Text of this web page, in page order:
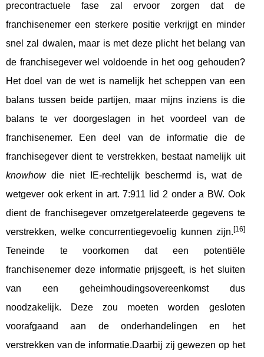
precontractuele fase zal ervoor zorgen dat de
franchisenemer een sterkere positie verkrijgt en minder
snel zal dwalen, maar is met deze plicht het belang van
de franchisegever wel voldoende in het oog gehouden?
Het doel van de wet is namelijk het scheppen van een
balans tussen beide partijen, maar mijns inziens is die
balans te ver doorgeslagen in het voordeel van de
franchisenemer. Een deel van de informatie die de
franchisegever dient te verstrekken, bestaat namelijk uit
knowhow die niet IE-rechtelijk beschermd is, wat de
wetgever ook erkent in art. 7:911 lid 2 onder a BW. Ook
dient de franchisegever omzetgerelateerde gegevens te
verstrekken, welke concurrentiegevoelig kunnen zijn.[16]
Teneinde te voorkomen dat een potentiële
franchisenemer deze informatie prijsgeeft, is het sluiten
van een geheimhoudingsovereenkomst dus
noodzakelijk. Deze zou moeten worden gesloten
voorafgaand aan de onderhandelingen en het
verstrekken van de informatie.Daarbij zij gewezen op het